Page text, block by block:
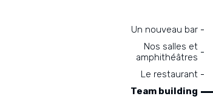
Un nouveau bar
Nos salles et
amphithéâtres
Le restaurant
Team building